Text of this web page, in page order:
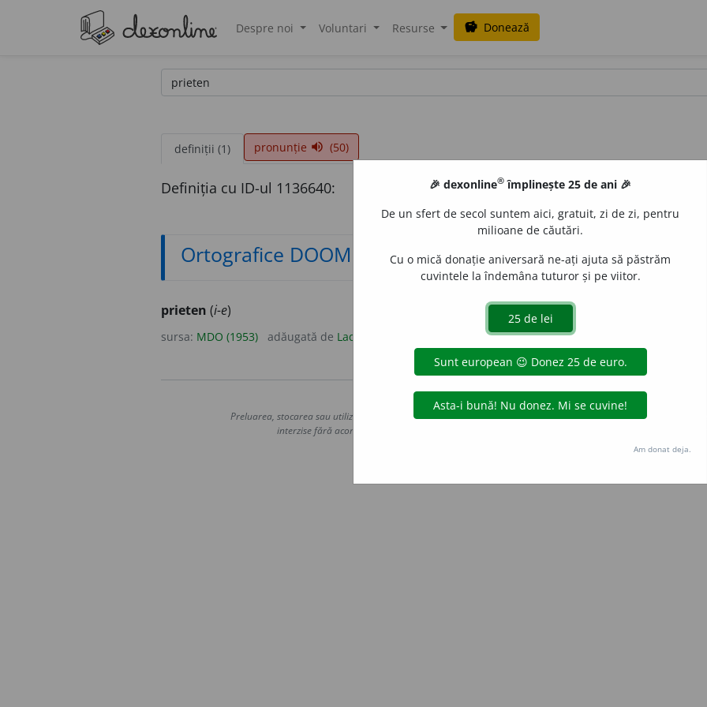
Despre noi Voluntari Resurse savings Donează
definiții (1) pronunție volume_up (50)
Definiția cu ID-ul 1136640:
Ortografice DOOM
prieten (i-e)
sursa: MDO (1953) adăugată de Ladislau Strifler
Copyright © 2004-2026 dexonline (https://dexonline.ro)
Preluarea, stocarea sau utilizarea datelor de pe acest site, inclusiv prin orice metode de extragere automată
interzise fără acordul nostru prealabil scris, cu excepția seturilor de date oferite oficial spre utilizare
Hosterion
🎉 dexonline® împlinește 25 de ani 🎉
De un sfert de secol suntem aici, gratuit, zi de zi, pentru
milioane de căutări.
Cu o mică donație aniversară ne-ați ajuta să păstrăm
cuvintele la îndemâna tuturor și pe viitor.
Am donat deja.